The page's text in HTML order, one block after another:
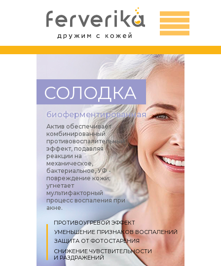
биоферментированная
Актив обеспечивает
комбинированный
противовоспалительный
эффект, подавляя
реакции на
механическое,
бактериальное, УФ -
повреждение кожи;
угнетает
мультифакторный
процесс воспаления при
акне.
ПРОТИВОУГРЕВОЙ ЭФФЕКТ
СНИЖЕНИЕ ЧУВСТВИТЕЛЬНОСТИ
И РАЗДРАЖЕНИЙ
УМЕНЬШЕНИЕ ПРИЗНАКОВ ВОСПАЛЕНИЙ
ЗАЩИТА ОТ ФОТОСТАРЕНИЯ
СОЛОДКА